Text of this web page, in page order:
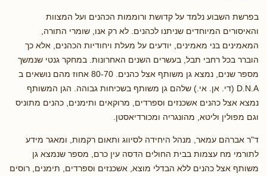
בפרשת השבוע נלמד על קדושת ורוממות הכהנים ועל המצוות
והאיסורים המיוחדים שניתנו לכהנים. לא רק אנו, שומרי התורה,
המאמינים בני מאמינים, יודעים על מעלת ויחודיות הכהנים, אלא כך
הוברר בכל רחבי תבל, בעשרים השנים האחרונות. במחקר גנטי שנמשך
מספר שנים, נמצא גן משותף אצל כהנים. 80-70 אחוז מהם נושאים ב
D.N.A (די. אן. אי.) שלהם גן משותף בשכיחות גבוהה. הגן המשותף
נמצא אצל כהנים אשכנזים וספרדים, מרוקאים ותימנים, כהנים מתוניס
וגם מפולין וליטא, מהונגריה ומכורדיאסטן.
ד"ר אברהם עמאר, מנהל היחידה לסיווג ותאום רקמות, ומאגר מידע
לתורמי מח עצמות בבית החולים הדסה עין כרם, מספר שנמצא גן
משותף אצל כהנים ללא הבדלי מוצא, אשכנזים וספרדים, תימנים, רוסים